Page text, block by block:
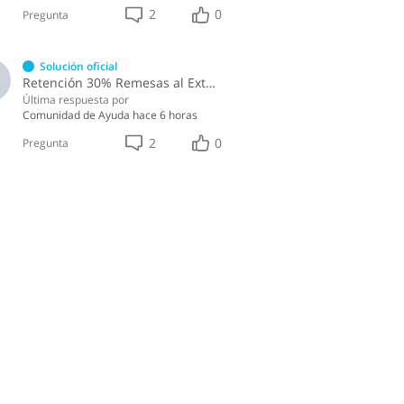
Pregunta
2 0
Solución oficial
Retención 30% Remesas al Exterior IR-17
Última respuesta por
Comunidad de Ayuda hace 6 horas
Pregunta
2 0